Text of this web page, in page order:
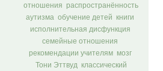
отношения
распространённость
аутизма обучение детей
книги
исполнительная дисфункция
семейные отношения
рекомендации учителям
мозг
Тони Эттвуд
классический